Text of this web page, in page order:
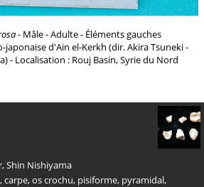
- Mâle - Adulte - Éléments gauches
japonaise d'Ain el-Kerkh (dir. Akira Tsuneki -
- Localisation : Rouj Basin, Syrie du Nord
Shin Nishiyama
,carpe,os crochu, pisiforme, pyramidal,